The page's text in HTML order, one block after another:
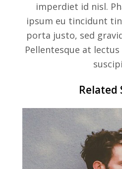
imperdiet id nisl.
ipsum eu tincidunt
porta justo, sed
Pellentesque at
Related